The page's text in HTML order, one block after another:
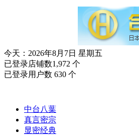
今天：2026年8月7日 星期五
已登录店铺数1,972 个
已登录用户数 630 个
中台八葉
真言密宗
显密经典